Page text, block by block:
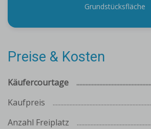
Grundstücksfläche
Preise & Kosten
Käufercourtage
Kaufpreis
Anzahl Freiplatz